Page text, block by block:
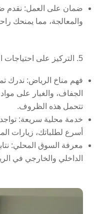
ضمان على العمل: نقدم
والمعالجة، مما يمنحك
5. التركيز على احتياجات الرياض:
فهم مناخ الرياض: ندرك
الجفاف، والغبار على مواد
تتحمل هذه الظروف.
خدمة محلية سريعة:
أسرع لطلباتك، زيارات
معرفة السوق المحلي:
الداخلي والخارجي في